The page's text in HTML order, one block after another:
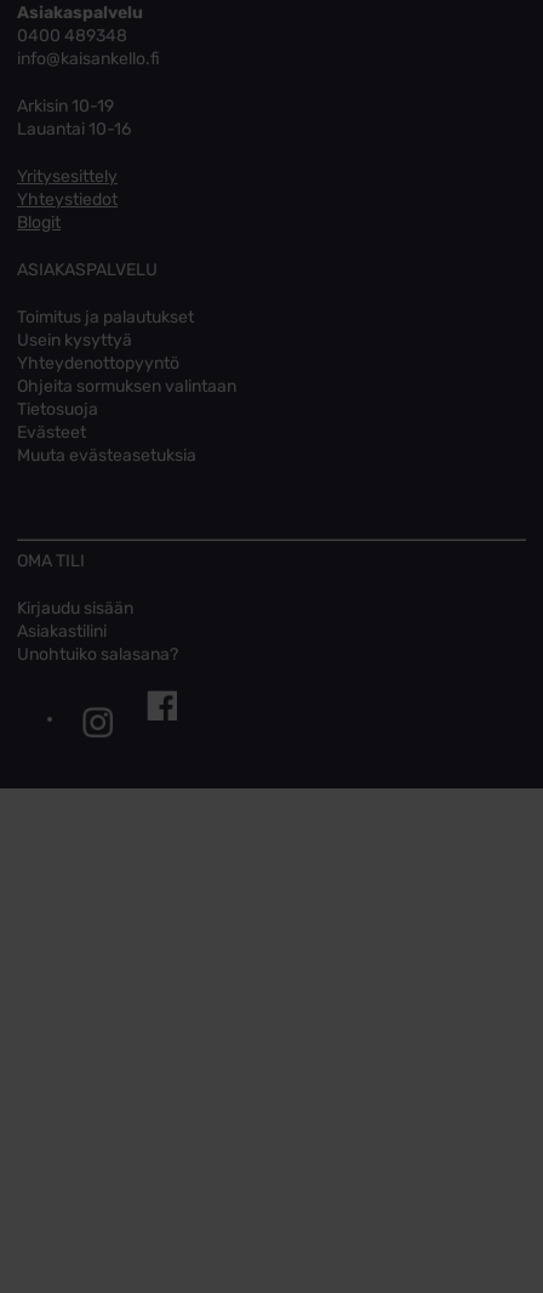
Asiakaspalvelu
0400 489348
info@kaisankello.fi
Arkisin 10-19
Lauantai 10-16
Yritysesittely
Yhteystiedot
Blogit
ASIAKASPALVELU
Toimitus ja palautukset
Usein kysyttyä
Yhteydenottopyyntö
Ohjeita sormuksen valintaan
Tietosuoja
Evästeet
Muuta evästeasetuksia
OMA TILI
Kirjaudu sisään
Asiakastilini
Unohtuiko salasana?